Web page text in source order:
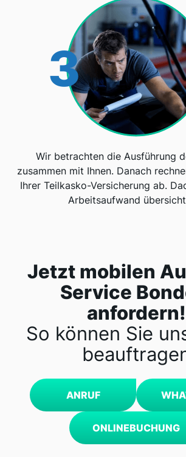
3
Wir betrachten die Ausführung
zusammen mit Ihnen. Danach
Ihrer Teilkasko-Versicherung ab.
Arbeitsaufwand
Jetzt mobilen
Service
anfordern!
So können Sie
ANRUF
ONLINEBUCHUNG